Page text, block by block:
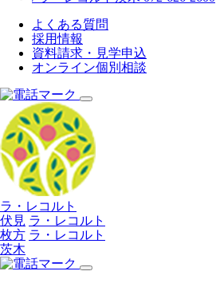
よくある質問
採用情報
資料請求・見学申込
オンライン個別相談
ラ・レコルト
伏見 ラ・レコルト
枚方 ラ・レコルト
茨木